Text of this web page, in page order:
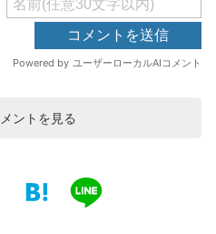
ントを見る